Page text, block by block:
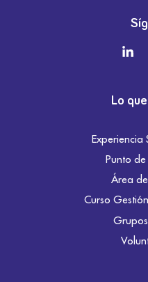
Lo
Experiencia
Punto
Área
Curso